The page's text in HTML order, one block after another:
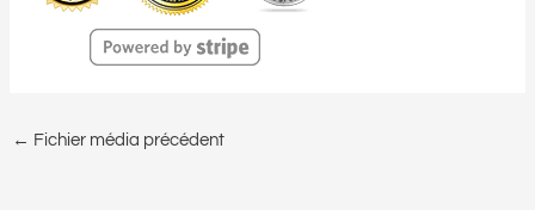
← Fichier média précédent